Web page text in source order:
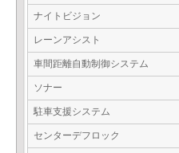
ナイトビジョン
レーンアシスト
車間距離自動制御システム
ソナー
駐車支援システム
センターデフロック